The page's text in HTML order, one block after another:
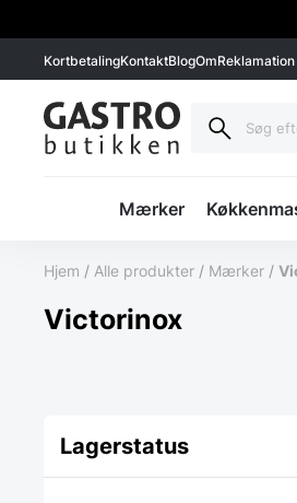
KortbetalingKontaktBlogOm
Mærker
Hjem / Alle produkter / Mærker /
Victorinox
Lagerstatus